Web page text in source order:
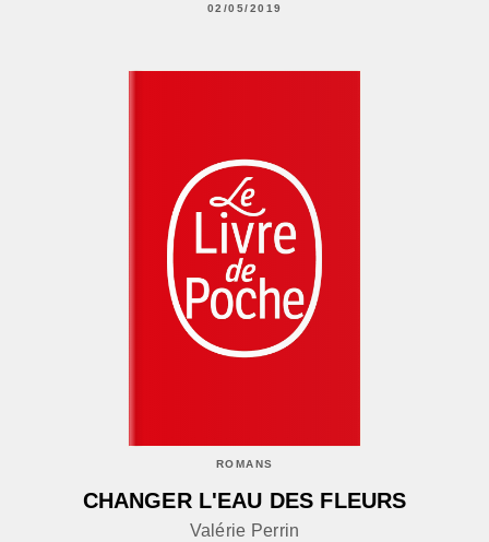
02/05/2019
ROMANS
CHANGER L'EAU DES FLEURS
Valérie Perrin